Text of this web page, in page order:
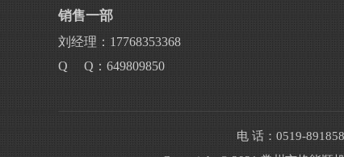
销售一部
刘经理：17768353368
Q Q：649809850
电 话：0519-